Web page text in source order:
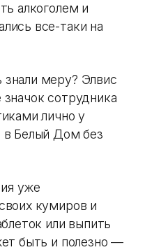
алкоголем и
все-таки на
меру? Элвис
сотрудника
лично у
в Белый Дом без
уже
кумиров и
или выпить
быть и полезно —